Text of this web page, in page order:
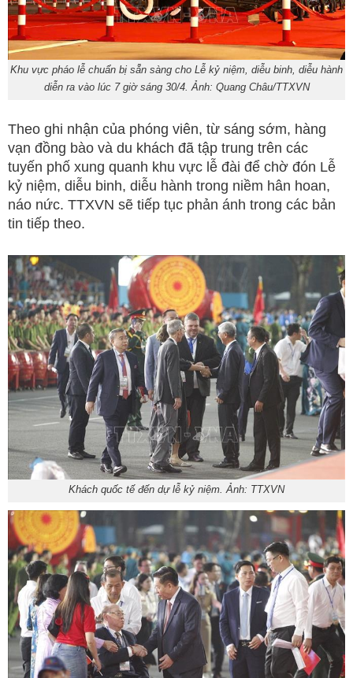
Khu vực pháo lễ chuẩn bị sẵn sàng cho Lễ kỷ niệm, diễu binh, diễu hành
diễn ra vào lúc 7 giờ sáng 30/4. Ảnh: Quang Châu/TTXVN
Theo ghi nhận của phóng viên, từ sáng sớm, hàng
vạn đồng bào và du khách đã tập trung trên các
tuyến phố xung quanh khu vực lễ đài để chờ đón Lễ
kỷ niệm, diễu binh, diễu hành trong niềm hân hoan,
náo nức. TTXVN sẽ tiếp tục phản ánh trong các bản
tin tiếp theo.
Khách quốc tế đến dự lễ kỷ niệm. Ảnh: TTXVN